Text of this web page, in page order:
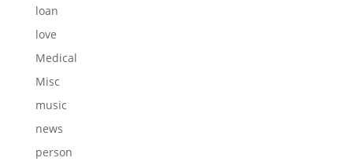
loan
love
Medical
Misc
music
news
person